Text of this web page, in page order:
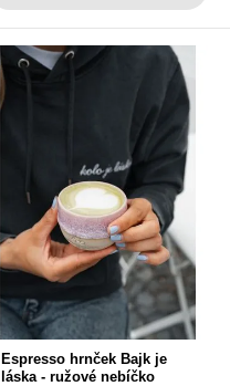
Espresso hrnček Bajk je
láska - ružové nebíčko